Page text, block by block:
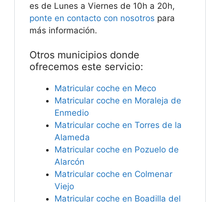
es de Lunes a Viernes de 10h a 20h,
ponte en contacto con nosotros para
más información.
Otros municipios donde
ofrecemos este servicio:
Matricular coche en Meco
Matricular coche en Moraleja de
Enmedio
Matricular coche en Torres de la
Alameda
Matricular coche en Pozuelo de
Alarcón
Matricular coche en Colmenar
Viejo
Matricular coche en Boadilla del